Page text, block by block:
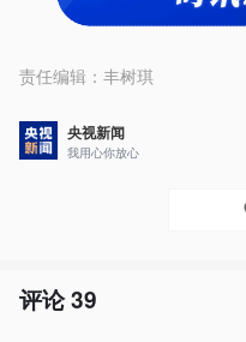
责任编辑： 丰树琪
央视新闻
我用心你放心
评论39